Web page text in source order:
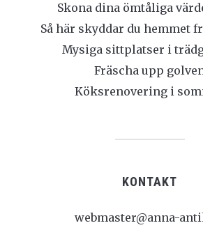
Skona dina ömtåliga
Så här skyddar du hemmet
Mysiga sittplatser i
Fräscha upp
Köksrenovering i
KONTAKT
webmaster@anna-